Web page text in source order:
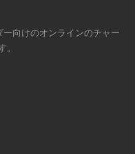
向けのオンラインのチャー
。